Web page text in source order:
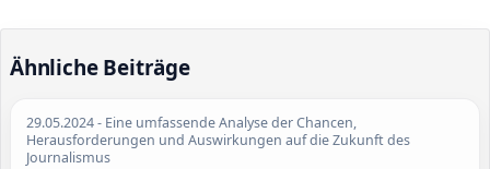
Ähnliche Beiträge
29.05.2024- Eine umfassende Analyse der Chancen,
Herausforderungen und Auswirkungen auf die Zukunft des
Journalismus